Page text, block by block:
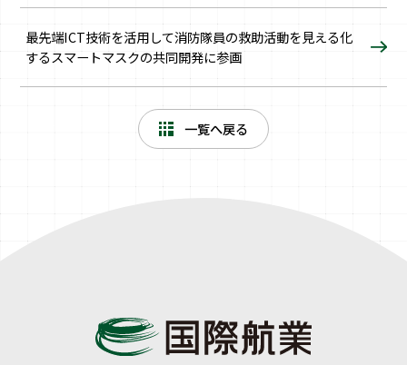
最先端ICT技術を活用して消防隊員の救助活動を見える化
するスマートマスクの共同開発に参画
一覧へ戻る